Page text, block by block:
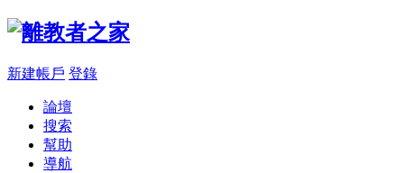
新建帳戶 登錄
論壇
搜索
幫助
導航